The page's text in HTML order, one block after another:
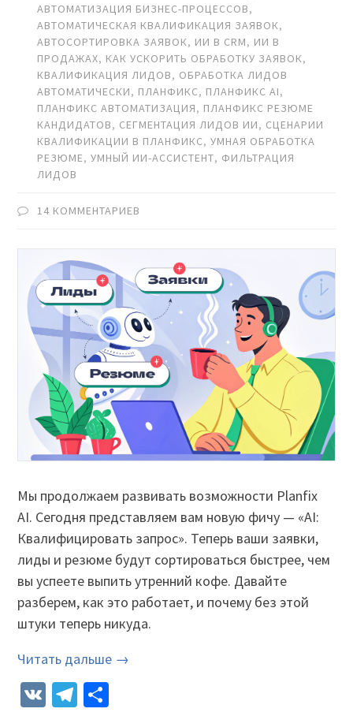
АВТОМАТИЗАЦИЯ БИЗНЕС-ПРОЦЕССОВ,
АВТОМАТИЧЕСКАЯ КВАЛИФИКАЦИЯ ЗАЯВОК,
АВТОСОРТИРОВКА ЗАЯВОК, ИИ В CRM, ИИ В
ПРОДАЖАХ, КАК УСКОРИТЬ ОБРАБОТКУ ЗАЯВОК,
КВАЛИФИКАЦИЯ ЛИДОВ, ОБРАБОТКА ЛИДОВ
АВТОМАТИЧЕСКИ, ПЛАНФИКС, ПЛАНФИКС AI,
ПЛАНФИКС АВТОМАТИЗАЦИЯ, ПЛАНФИКС РЕЗЮМЕ
КАНДИДАТОВ, СЕГМЕНТАЦИЯ ЛИДОВ ИИ, СЦЕНАРИИ
КВАЛИФИКАЦИИ В ПЛАНФИКС,УМНАЯ ОБРАБОТКА
РЕЗЮМЕ,УМНЫЙ ИИ-АССИСТЕНТ, ФИЛЬТРАЦИЯ
ЛИДОВ
14 КОММЕНТАРИЕВ
Мы продолжаем развивать возможности Planfix
AI. Сегодня представляем вам новую фичу — «AI:
Квалифицировать запрос». Теперь ваши заявки,
лиды и резюме будут сортироваться быстрее, чем
вы успеете выпить утренний кофе. Давайте
разберем, как это работает, и почему без этой
штуки теперь никуда.
Читать дальше →
VK Telegram